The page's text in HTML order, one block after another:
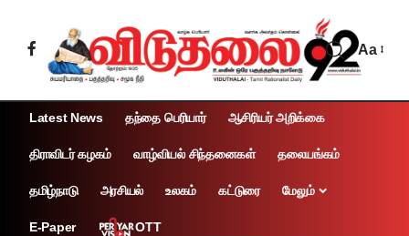
Aa
Latest News தந்தை பெரியார் ஆசிரியர் அறிக்கை
திராவிடர் கழகம் வாழ்வியல் சிந்தனைகள் தலையங்கம்
தமிழ்நாடு அரசியல் உலகம் கட்டுரை மேலும்
E-Paper OTT